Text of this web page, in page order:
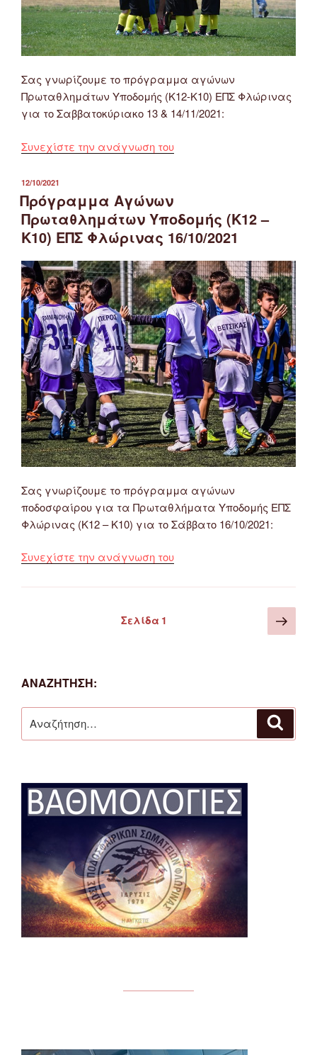
Σας γνωρίζουμε το πρόγραμμα αγώνων
Πρωταθλημάτων Υποδομής (Κ12-Κ10) ΕΠΣ Φλώρινας
για το Σαββατοκύριακο 13 & 14/11/2021:
Συνεχίστε την ανάγνωση του“Πρόγραμμα
ΕΠΣ
Φλώρινας
13
&
14/11/2021”
ΔΗΜΟΣΙΕΎΤΗΚΕ
ΣΤΙΣ
12/10/2021
Πρόγραμμα Αγώνων
Πρωταθλημάτων Υποδομής (Κ12 –
Κ10) ΕΠΣ Φλώρινας 16/10/2021
Σας γνωρίζουμε το πρόγραμμα αγώνων
ποδοσφαίρου για τα Πρωταθλήματα Υποδομής ΕΠΣ
Φλώρινας (Κ12 – Κ10) για το Σάββατο 16/10/2021:
Συνεχίστε την ανάγνωση του“Πρόγραμμα
Πρωταθλημάτων
16/10/2021”
ΣελιδοποίησηΣελίδα 1
ΑΝΑΖΉΤΗΣΗ:
για: